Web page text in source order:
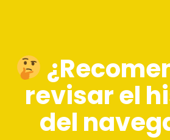
revisar el
del